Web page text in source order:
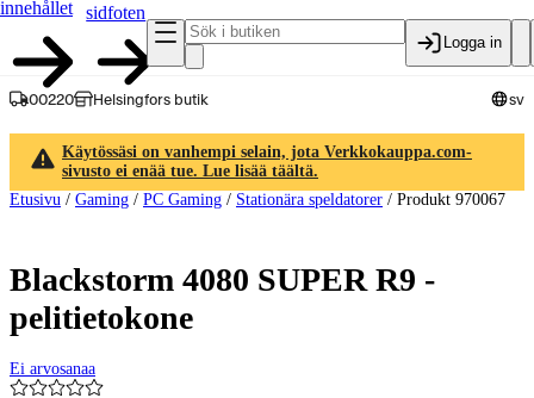
innehållet
sidfoten
Logga in
00220 Helsingfors butik sv
Käytössäsi on vanhempi selain, jota Verkkokauppa.com-
sivusto ei enää tue. Lue lisää täältä.
Etusivu / Gaming / PC Gaming / Stationära speldatorer / Produkt 970067
Blackstorm 4080 SUPER R9 -
pelitietokone
Ei arvosanaa